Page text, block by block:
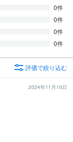
0件
0件
0件
0件
評価で絞り込む
2024年11月10日